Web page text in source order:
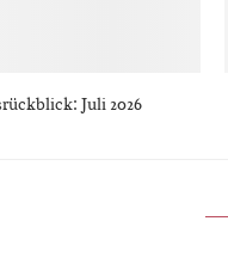
Juli 2026